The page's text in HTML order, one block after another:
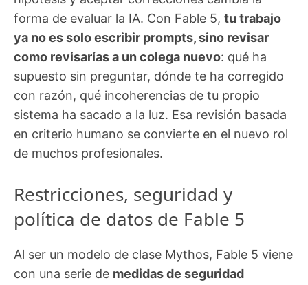
forma de evaluar la IA. Con Fable 5, tu trabajo
ya no es solo escribir prompts, sino revisar
como revisarías a un colega nuevo: qué ha
supuesto sin preguntar, dónde te ha corregido
con razón, qué incoherencias de tu propio
sistema ha sacado a la luz. Esa revisión basada
en criterio humano se convierte en el nuevo rol
de muchos profesionales.
Restricciones, seguridad y
política de datos de Fable 5
Al ser un modelo de clase Mythos, Fable 5 viene
con una serie de medidas de seguridad